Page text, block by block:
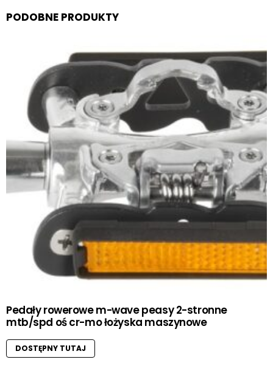
PODOBNE PRODUKTY
Pedały rowerowe m-wave peasy 2-stronne
mtb/spd oś cr-mo łożyska maszynowe
DOSTĘPNY TUTAJ